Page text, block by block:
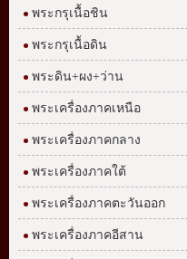
พระกรุเนื้อชิน
พระกรุเนื้อดิน
พระดิน+ผง+ว่าน
พระเครื่องภาคเหนือ
พระเครื่องภาคกลาง
พระเครื่องภาคใต้
พระเครื่องภาคตะวันออก
พระเครื่องภาคอีสาน